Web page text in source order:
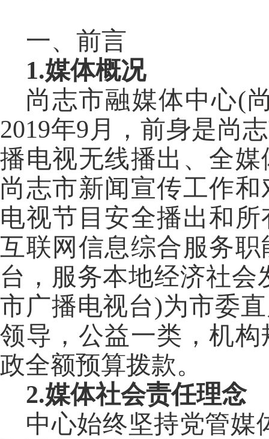
一、前言
1.媒体概况
尚志市融媒体中心(
2019年9月，前身是尚
播电视无线播出、全
尚志市新闻宣传工作
电视节目安全播出和
互联网信息综合服务
台，服务本地经济社
市广播电视台)为市委
领导，公益一类，机
政全额预算拨款。
2.媒体社会责任理念
中心始终坚持党管媒